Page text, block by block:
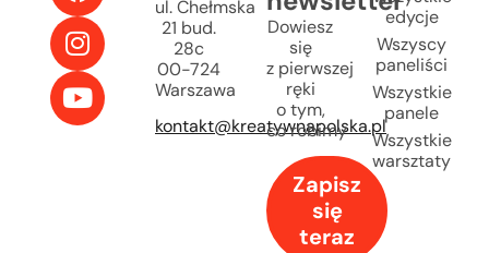
ul. Chełmska
21 bud.
28c
00-724
Warszawa
kontakt@kreatywnapolska.pl
Dowiesz
się
z pierwszej
ręki
o tym,
co robimy
Zapisz
się
teraz
edycje
Wszyscy
paneliści
Wszystkie
panele
Wszystkie
warsztaty